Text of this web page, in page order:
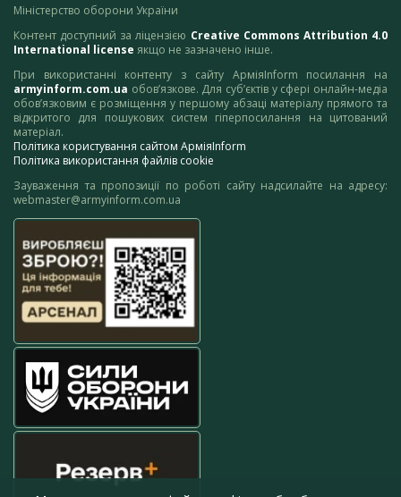
Міністерство оборони України
Контент доступний за ліцензією Creative Commons Attribution 4.0
International license якщо не зазначено інше.
При використанні контенту з сайту АрміяInform посилання на
armyinform.com.ua обов’язкове. Для суб’єктів у сфері онлайн-медіа
обов’язковим є розміщення у першому абзаці матеріалу прямого та
відкритого для пошукових систем гіперпосилання на цитований
матеріал.
Політика користування сайтом АрміяInform
Політика використання файлів cookie
Зауваження та пропозиції по роботі сайту надсилайте на адресу:
webmaster@armyinform.com.ua